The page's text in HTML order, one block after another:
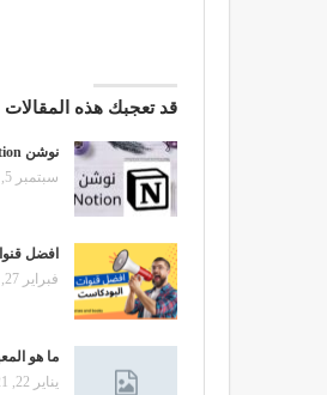
قد تعجبك هذه المقالات
نوشن Notion : أداة هتغير حياتك
سبتمبر 5, 2021
افضل
فبراير 27, 2023
ما هو
يناير 22, 2021